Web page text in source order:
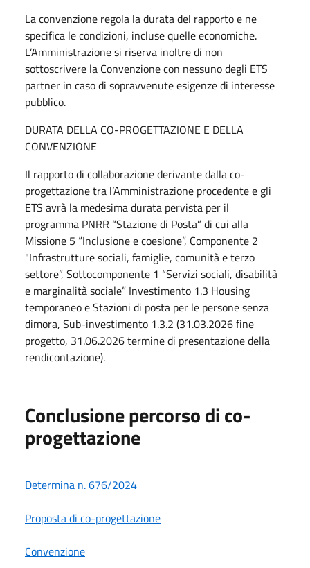
La convenzione regola la durata del rapporto e ne
specifica le condizioni, incluse quelle economiche.
L’Amministrazione si riserva inoltre di non
sottoscrivere la Convenzione con nessuno degli ETS
partner in caso di sopravvenute esigenze di interesse
pubblico.
DURATA DELLA CO-PROGETTAZIONE E DELLA
CONVENZIONE
Il rapporto di collaborazione derivante dalla co-
progettazione tra l’Amministrazione procedente e gli
ETS avrà la medesima durata pervista per il
programma PNRR “Stazione di Posta” di cui alla
Missione 5 “Inclusione e coesione”, Componente 2
"Infrastrutture sociali, famiglie, comunità e terzo
settore”, Sottocomponente 1 “Servizi sociali, disabilità
e marginalità sociale” Investimento 1.3 Housing
temporaneo e Stazioni di posta per le persone senza
dimora, Sub-investimento 1.3.2 (31.03.2026 fine
progetto, 31.06.2026 termine di presentazione della
rendicontazione).
Conclusione percorso di co-
progettazione
Determina n. 676/2024
Proposta di co-progettazione
Convenzione